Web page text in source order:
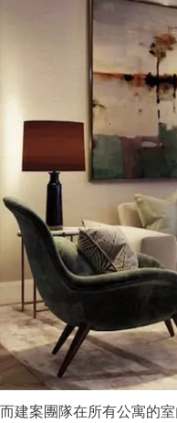
而建案團隊在所有公寓的